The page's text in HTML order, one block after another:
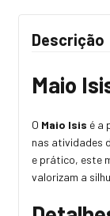
Descrição
Maio
O Maio Isis é a
nas atividades
e prático, este
valorizam a